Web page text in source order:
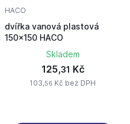
HACO
dvířka vanová plastová
150x150 HACO
Skladem
125,31 Kč
103,56 Kč bez DPH